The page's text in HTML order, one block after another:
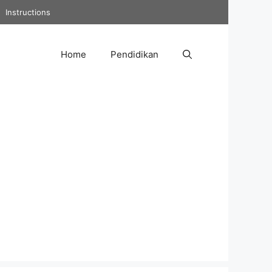
Instructions
Home Pendidikan